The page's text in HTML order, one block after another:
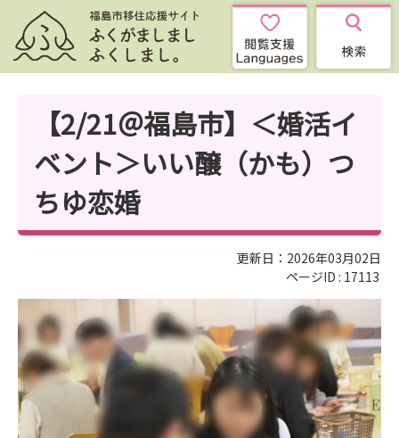
【2/21＠福島市】＜婚活イ
ベント＞いい醸（かも）つ
ちゆ恋婚
更新日：2026年03月02日
ページID : 17113